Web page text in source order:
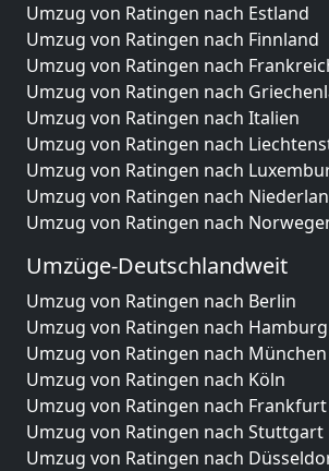
Umzug von Ratingen nach Estland
Umzug von Ratingen nach Finnland
Umzug von Ratingen nach
Umzug von Ratingen nach
Umzug von Ratingen nach Italien
Umzug von Ratingen nach
Umzug von Ratingen nach
Umzug von Ratingen nach
Umzug von Ratingen nach
Umzüge-Deutschlandweit
Umzug von Ratingen nach Berlin
Umzug von Ratingen nach Hamburg
Umzug von Ratingen nach München
Umzug von Ratingen nach Köln
Umzug von Ratingen nach
Umzug von Ratingen nach Stuttgart
Umzug von Ratingen nach